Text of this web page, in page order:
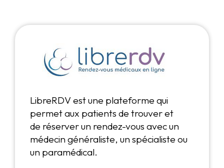
LibreRDV est une plateforme qui
permet aux patients de trouver et
de réserver un rendez-vous avec un
médecin généraliste, un spécialiste ou
un paramédical.